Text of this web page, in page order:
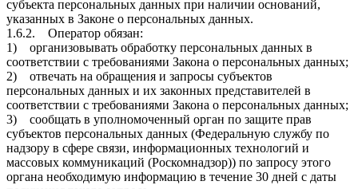
субъекта персональных данных при наличии оснований,
указанных в Законе о персональных данных.
1.6.2. Оператор обязан:
1) организовывать обработку персональных данных в
соответствии с требованиями Закона о персональных данных;
2) отвечать на обращения и запросы субъектов
персональных данных и их законных представителей в
соответствии с требованиями Закона о персональных данных;
3) сообщать в уполномоченный орган по защите прав
субъектов персональных данных (Федеральную службу по
надзору в сфере связи, информационных технологий и
массовых коммуникаций (Роскомнадзор)) по запросу этого
органа необходимую информацию в течение 30 дней с даты